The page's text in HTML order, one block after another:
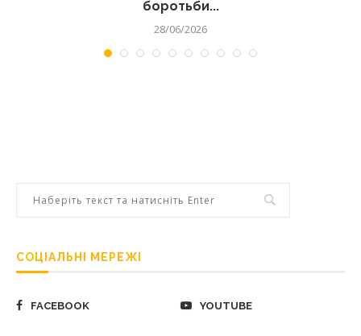
боротьби...
28/06/2026
СОЦІАЛЬНІ МЕРЕЖІ
FACEBOOK YOUTUBE